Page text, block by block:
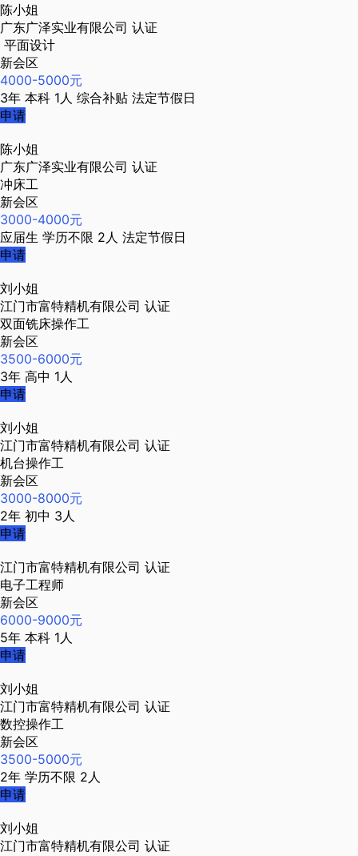
陈小姐
广东广泽实业有限公司 认证
平面设计
新会区
4000-5000元
3年 本科 1人 综合补贴 法定节假日
申请
陈小姐
广东广泽实业有限公司 认证
冲床工
新会区
3000-4000元
应届生 学历不限 2人 法定节假日
申请
刘小姐
江门市富特精机有限公司 认证
双面铣床操作工
新会区
3500-6000元
3年 高中 1人
申请
刘小姐
江门市富特精机有限公司 认证
机台操作工
新会区
3000-8000元
2年 初中 3人
申请
江门市富特精机有限公司 认证
电子工程师
新会区
6000-9000元
5年 本科 1人
申请
刘小姐
江门市富特精机有限公司 认证
数控操作工
新会区
3500-5000元
2年 学历不限 2人
申请
刘小姐
江门市富特精机有限公司 认证